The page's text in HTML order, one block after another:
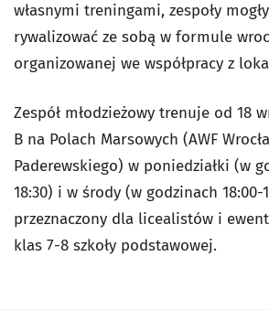
własnymi treningami, zespoły
rywalizować ze sobą w formule
organizowanej we współpracy z
Zespół młodzieżowy trenuje od 18
B na Polach Marsowych (AWF
Paderewskiego) w poniedziałki (w
18:30) i w środy (w godzinach 18:00-
przeznaczony dla licealistów i
klas 7-8 szkoły podstawowej.